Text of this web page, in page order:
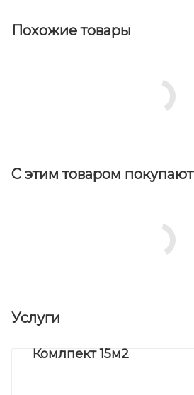
Похожие товары
С этим товаром покупают
Услуги
Комлпект 15м2